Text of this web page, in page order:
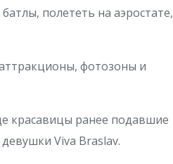
полететь на аэростате,
фотозоны и
красавицы ранее подавшие
Viva Braslav.